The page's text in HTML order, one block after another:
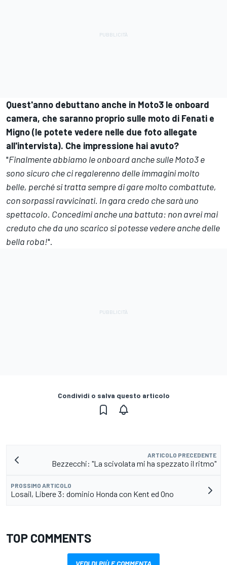
Quest'anno debuttano anche in Moto3 le onboard
camera, che saranno proprio sulle moto di Fenati e
Migno (le potete vedere nelle due foto allegate
all'intervista). Che impressione hai avuto?
"Finalmente abbiamo le onboard anche sulle Moto3 e
sono sicuro che ci regalerenno delle immagini molto
belle, perché si tratta sempre di gare molto combattute,
con sorpassi ravvicinati. In gara credo che sarà uno
spettacolo. Concedimi anche una battuta: non avrei mai
creduto che da uno scarico si potesse vedere anche delle
bella roba!".
Condividi o salva questo articolo
ARTICOLO PRECEDENTE
Bezzecchi: "La scivolata mi ha spezzato il ritmo"
PROSSIMO ARTICOLO
Losail, Libere 3: dominio Honda con Kent ed Ono
TOP COMMENTS
VEDI DI PIÙ E COMMENTA